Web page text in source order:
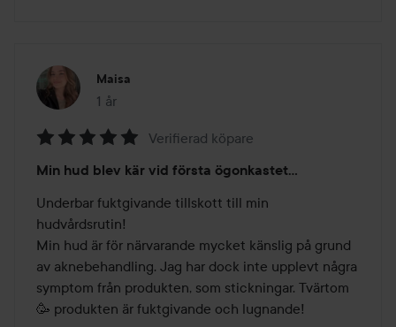
Maisa
1 år
Inlägget skapades 1 år
5
av
5
Verifierad köpare
Min hud blev kär vid första ögonkastet…
Underbar fuktgivande tillskott till min
hudvårdsrutin!
Min hud är för närvarande mycket känslig på grund
av aknebehandling. Jag har dock inte upplevt några
symptom från produkten, som stickningar. Tvärtom
🥳 produkten är fuktgivande och lugnande!